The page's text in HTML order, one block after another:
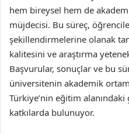
hem bireysel hem de
müjdecisi. Bu süreç,
şekillendirmelerine olanak
kalitesini ve araştırma
Başvurular, sonuçlar ve bu
üniversitenin akademik
Türkiye’nin eğitim
katkılarda bulunuyor.